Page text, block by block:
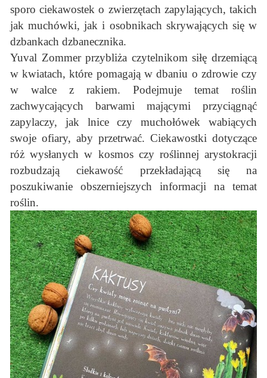
sporo ciekawostek o zwierzętach zapylających, takich
jak muchówki, jak i osobnikach skrywających się w
dzbankach dzbanecznika.
Yuval Zommer przybliża czytelnikom siłę drzemiącą
w kwiatach, które pomagają w dbaniu o zdrowie czy
w walce z rakiem. Podejmuje temat roślin
zachwycających barwami mającymi przyciągnąć
zapylaczy, jak lnice czy muchołówek wabiących
swoje ofiary, aby przetrwać. Ciekawostki dotyczące
róż wysłanych w kosmos czy roślinnej arystokracji
rozbudzają ciekawość przekładającą się na
poszukiwanie obszerniejszych informacji na temat
roślin.